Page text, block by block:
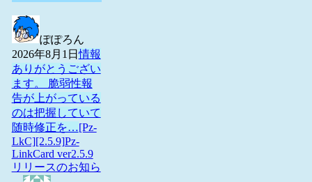
ぽぽろん
2026年8月1日情報
ありがとうござい
ます。 脆弱性報
告が上がっている
のは把握していて
随時修正を…[Pz-
LkC][2.5.9]Pz-
LinkCard ver2.5.9
リリースのお知ら